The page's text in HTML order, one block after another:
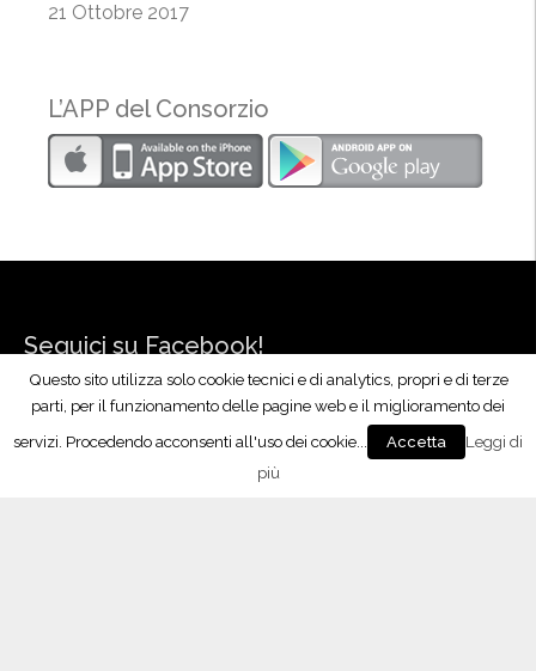
21 Ottobre 2017
L’APP del Consorzio
Seguici su Facebook!
Questo sito utilizza solo cookie tecnici e di analytics, propri e di terze
parti, per il funzionamento delle pagine web e il miglioramento dei
servizi. Procedendo acconsenti all'uso dei cookie...
Accetta
Leggi di
più